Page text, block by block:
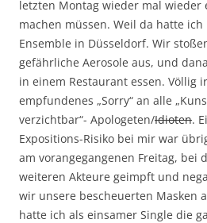
letzten Montag wieder mal wieder
machen müssen. Weil da hatte
Ensemble in Düsseldorf. Wir
gefährliche Aerosole aus, und
in einem Restaurant essen. Völlig
empfundenes „Sorry“ an alle
verzichtbar“- Apologeten/Idioten.
Expositions-Risiko bei mir war
am vorangegangenen Freitag, bei
weiteren Akteure geimpft und
wir unsere bescheuerten Masken
hatte ich als einsamer Single die